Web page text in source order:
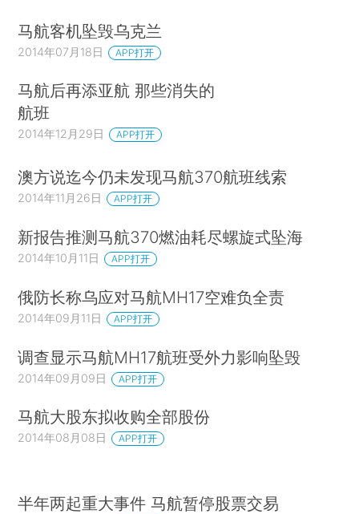
马航客机坠毁乌克兰
2014年07月18日 APP打开
马航后再添亚航 那些消失的
航班
2014年12月29日 APP打开
澳方说迄今仍未发现马航370航班线索
2014年11月26日 APP打开
新报告推测马航370燃油耗尽螺旋式坠海
2014年10月11日 APP打开
俄防长称乌应对马航MH17空难负全责
2014年09月11日 APP打开
调查显示马航MH17航班受外力影响坠毁
2014年09月09日 APP打开
马航大股东拟收购全部股份
2014年08月08日 APP打开
半年两起重大事件 马航暂停股票交易